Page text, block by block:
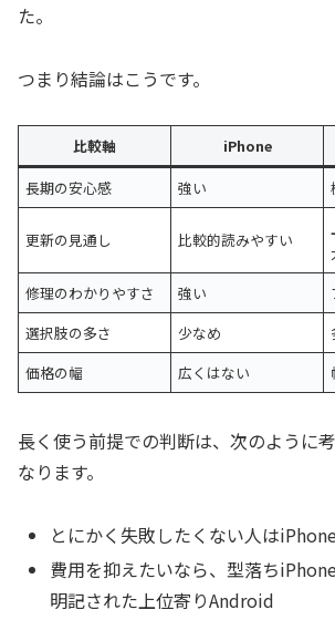
た。
つまり結論はこうです。
比較軸 iPhone
長期の安心感
強い
更新の見通し 比較的読みやすい
修理のわかりやすさ
強い
選択肢の多さ
少なめ
価格の幅
広くはない
長く使う前提での判断は、次のように
なります。
とにかく失敗したくない人は
費用を抑えたいなら、型落ち
明記された上位寄りAndroid